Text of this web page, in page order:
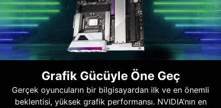
Grafik Gücüyle Öne Geç
Gerçek oyuncuların bir bilgisayardan ilk ve en önemli
beklentisi, yüksek grafik performansı. NVIDIA’nın en